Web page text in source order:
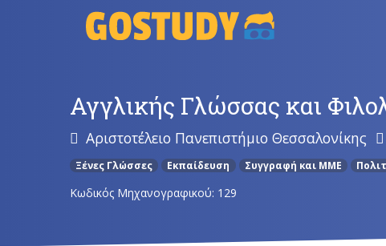
Αγγλικής Γλώσσας και
Αριστοτέλειο Πανεπιστήμιο Θεσσαλονίκης
Ξένες Γλώσσες Εκπαίδευση Συγγραφή και ΜΜΕ
Κωδικός Μηχανογραφικού: 129